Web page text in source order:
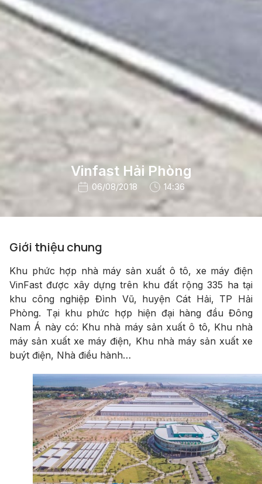
Vinfast Hải Phòng
06/08/2018 14:36
Giới thiệu chung
Khu phức hợp nhà máy sản xuất ô tô, xe máy điện
VinFast được xây dựng trên khu đất rộng 335 ha tại
khu công nghiệp Đình Vũ, huyện Cát Hải, TP Hải
Phòng. Tại khu phức hợp hiện đại hàng đầu Đông
Nam Á này có: Khu nhà máy sản xuất ô tô, Khu nhà
máy sản xuất xe máy điện, Khu nhà máy sản xuất xe
buýt điện, Nhà điều hành…